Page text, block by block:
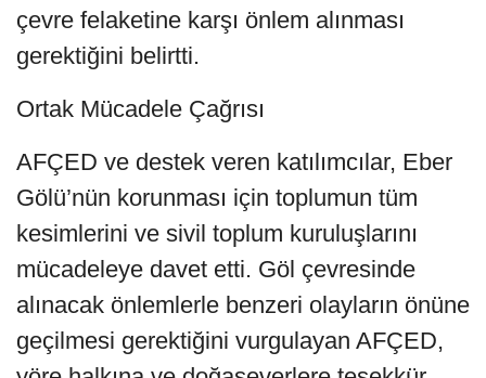
çevre felaketine karşı önlem alınması
gerektiğini belirtti.
Ortak Mücadele Çağrısı
AFÇED ve destek veren katılımcılar, Eber
Gölü’nün korunması için toplumun tüm
kesimlerini ve sivil toplum kuruluşlarını
mücadeleye davet etti. Göl çevresinde
alınacak önlemlerle benzeri olayların önüne
geçilmesi gerektiğini vurgulayan AFÇED,